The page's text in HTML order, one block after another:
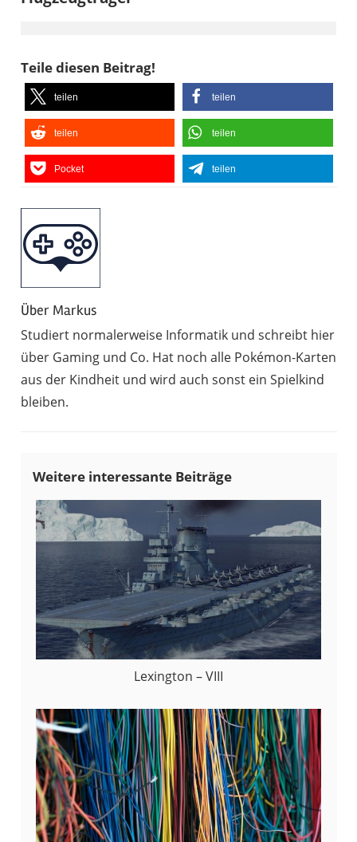
Teile diesen Beitrag!
teilen teilen
teilen teilen
Pocket teilen
Über Markus
Studiert normalerweise Informatik und schreibt hier
über Gaming und Co. Hat noch alle Pokémon-Karten
aus der Kindheit und wird auch sonst ein Spielkind
bleiben.
Lexington – VIII